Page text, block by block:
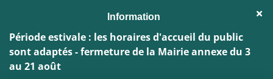
Aller à la recherche
Période estivale : les horaires d'accueil du public
sont adaptés - fermeture de la Mairie annexe du 3
au 21 août